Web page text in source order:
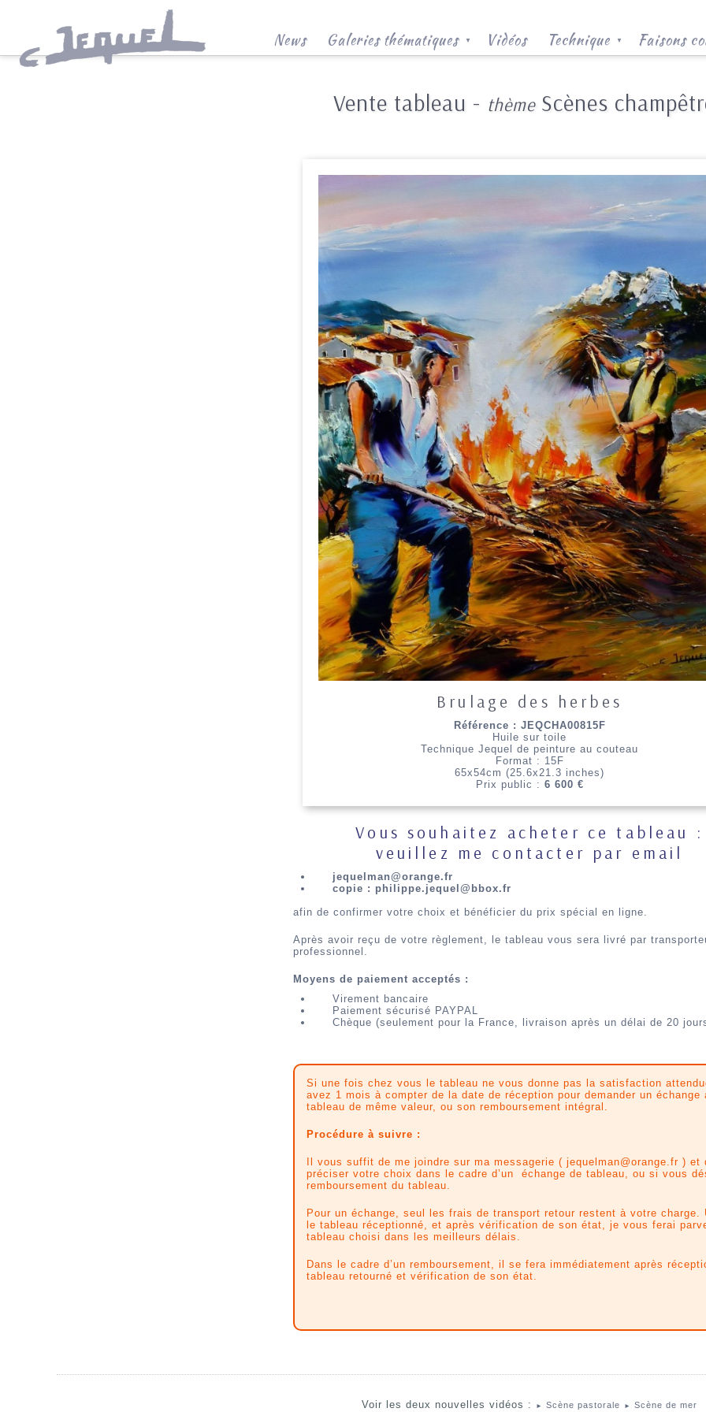
News Galeries thématiques ▼ Vidéos Technique ▼ Faisons
Vente tableau - thèmeScènes
Brulage des herbes
Référence : JEQCHA00815F
Huile sur toile
Technique Jequel de peinture au couteau
Format : 15F
65x54cm (25.6x21.3 inches)
Prix public : 6 600 €
Vous souhaitez acheter ce tableau :
veuillez me contacter par email
jequelman@orange.fr
copie : philippe.jequel@bbox.fr
afin de confirmer votre choix et bénéficier du prix spécial en ligne.
Après avoir reçu de votre règlement, le tableau vous sera livré par
professionnel.
Moyens de paiement acceptés :
Virement bancaire
Paiement sécurisé PAYPAL
Chèque (seulement pour la France, livraison après un délai de 20
Si une fois chez vous le tableau ne vous donne pas la satisfaction
avez 1 mois à compter de la date de réception pour demander un échange
tableau de même valeur, ou son remboursement intégral.
Procédure à suivre :
Il vous suffit de me joindre sur ma messagerie ( jequelman@orange.fr ) et
préciser votre choix dans le cadre d’un échange de tableau, ou si vous
remboursement du tableau.
Pour un échange, seul les frais de transport retour restent à votre charge.
le tableau réceptionné, et après vérification de son état, je vous ferai
tableau choisi dans les meilleurs délais.
Dans le cadre d’un remboursement, il se fera immédiatement après
tableau retourné et vérification de son état.
Voir les deux nouvelles vidéos : ► Scène pastorale ► Scène de mer